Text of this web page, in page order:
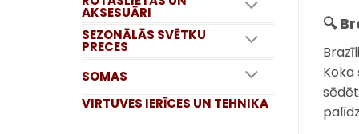
AKSESUĀRI
SEZONĀLĀS SVĒTKU
PRECES
SOMAS
VIRTUVES IERĪCES UN TEHNIKA
🔍